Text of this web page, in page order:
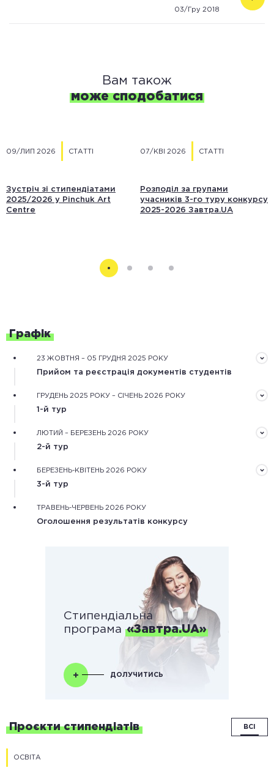
освітніх програм «Завтра.UA» та «Всесвітні
03/Гру 2018
Вам також
може сподобатися
Зустріч зі стипендіатами
2025/2026 у Pinchuk Art
Centre
09/ЛИП 2026 СТАТТІ
Розподіл за групами
учасників 3-го туру конкурсу
2025-2026 Завтра.UA
07/КВІ 2026 СТАТТІ
Графік
23 ЖОВТНЯ – 05 ГРУДНЯ 2025 РОКУ
Прийом та реєстрація документів студентів
ГРУДЕНЬ 2025 РОКУ – СІЧЕНЬ 2026 РОКУ
1-й тур
Обробка зареєстрованих документів та оцінювання
ЛЮТИЙ – БЕРЕЗЕНЬ 2026 РОКУ
2-й тур
БЕРЕЗЕНЬ-КВІТЕНЬ 2026 РОКУ
3-й тур
ТРАВЕНЬ-ЧЕРВЕНЬ 2026 РОКУ
Оголошення результатів конкурсу
Стипендіальна
програма «Завтра.UA»
ДОЛУЧИТИСЬ
Проєкти стипендіатів ВСІ
ОСВІТА